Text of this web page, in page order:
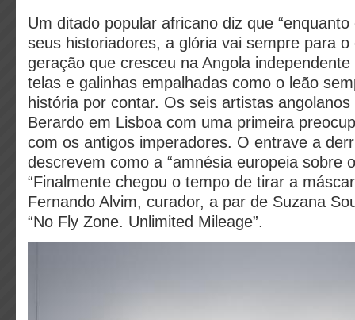
Um ditado popular africano diz que
seus historiadores, a glória vai sempre para o
geração que cresceu na Angola
telas e galinhas empalhadas como o leão
história por contar. Os seis artistas
Berardo em Lisboa com uma primeira
com os antigos imperadores. O entrave a
descrevem como a “amnésia europeia sobre
“Finalmente chegou o tempo de tirar a
Fernando Alvim, curador, a par de Suzana
“No Fly Zone. Unlimited Mileage”.